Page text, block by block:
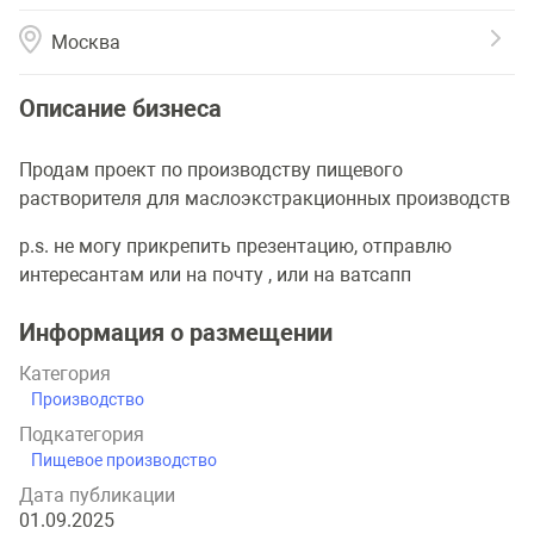
Москва
Описание бизнеса
Продам проект по производству пищевого
растворителя для маслоэкстракционных производств
p.s. не могу прикрепить презентацию, отправлю
интересантам или на почту , или на ватсапп
Информация о размещении
Категория
Производство
Подкатегория
Пищевое производство
Дата публикации
01.09.2025